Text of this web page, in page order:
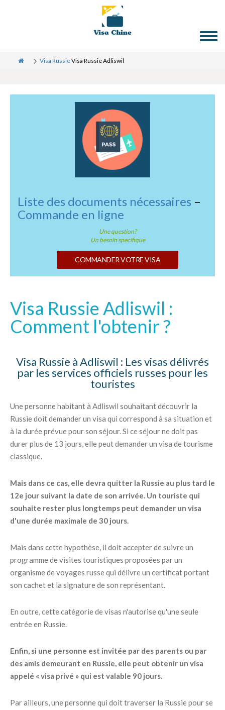
Visa RussieVisa Russie Adliswil
Liste des documents nécessaires –
Commande en ligne
Une question?
Un besoin specifique
COMMANDER VOTRE VISA
Visa Russie Adliswil :
Comment l'obtenir ?
Visa Russie à Adliswil : Les visas délivrés
par les services officiels russes pour les
touristes
Une personne habitant à Adliswil souhaitant découvrir la
Russie doit demander un visa qui correspond à sa situation et
à la durée prévue pour son séjour. Si ce séjour ne doit pas
durer plus de 13 jours, elle peut demander un visa de tourisme
classique.
Mais dans ce cas, elle devra quitter la Russie au plus tard le
12e jour suivant la date de son arrivée. Un touriste qui
souhaite rester plus longtemps peut demander un visa
d'une durée maximale de 30 jours.
Mais dans cette hypothèse, il doit accepter de suivre un
programme de visites touristiques proposées par un
organisme de voyages russe qui délivre un certificat portant
son cachet et la signature de son représentant.
En outre, cette catégorie de visas n'autorise qu'une seule
entrée en Russie.
Enfin, si une personne est invitée par des parents ou par
des amis demeurant en Russie, elle peut obtenir un visa
appelé « visa privé » qui est valable 90 jours.
Par ailleurs, une personne qui doit traverser la Russie pour se